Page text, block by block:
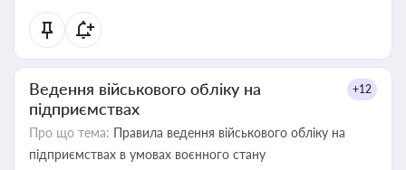
Ведення військового обліку на
підприємствах
+12
Про що тема: Правила ведення військового обліку на
підприємствах в умовах воєнного стану